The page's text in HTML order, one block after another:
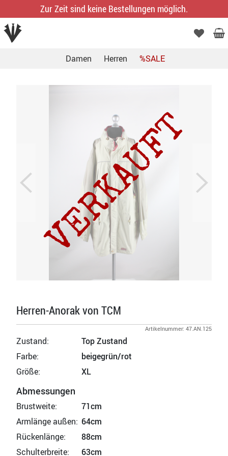
Zur Zeit sind keine Bestellungen möglich.
Damen Herren %SALE
Herren-Anorak von TCM
Artikelnummer: 47.AN.125
Zustand:
Top Zustand
Farbe:
beigegrün/rot
Größe:
XL
Abmessungen
Brustweite:
71cm
Armlänge außen: 64cm
Rückenlänge:
88cm
Schulterbreite:
63cm